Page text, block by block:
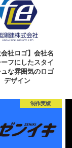
会社ロゴ】会社名
フにしたスタイ
ュな雰囲気のロゴ
デザイン
制作実績